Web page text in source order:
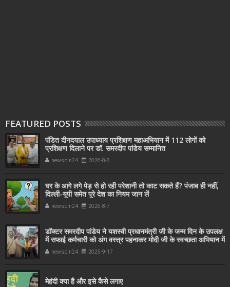
FEATURED POSTS
पंडित दीनदयाल उपाध्याय प्रशिक्षण महाअभियान में 112 लोगों को
प्रशिक्षण दिलाने पर डॉ. समरदीप पांडेय सम्मानित
newsbin24 2026-8-8
घर के आगे लगे पेड़ से हो रही परेशानी तो काट सकते हैं? पंजाब ही नहीं,
दिल्‍ली-यूपी समेत पूरे देश का नियम जान लें
newsbin24 2026-8-7
डॉक्टर समरदीप पांडेय ने यशस्वी प्रधानमंत्री जी के जन्म दिन के उपलक्ष
में सफाई कर्मचारी को अंग वस्त्र पहनाकर मोदी जी के स्वच्छता अभियान में
सहयोग किया
newsbin24 2025-9-17
मेहंदी क्या है और इसे कैसे लगाए